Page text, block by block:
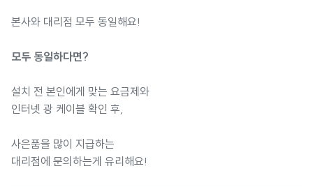
본사와 대리점 모두 동일해요!
모두 동일하다면?
설치 전 본인에게 맞는 요금제와
인터넷 광 케이블 확인 후,
사은품을 많이 지급하는
대리점에 문의하는게 유리해요!